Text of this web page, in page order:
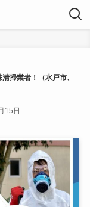
掃業者！（水戸市、
15日